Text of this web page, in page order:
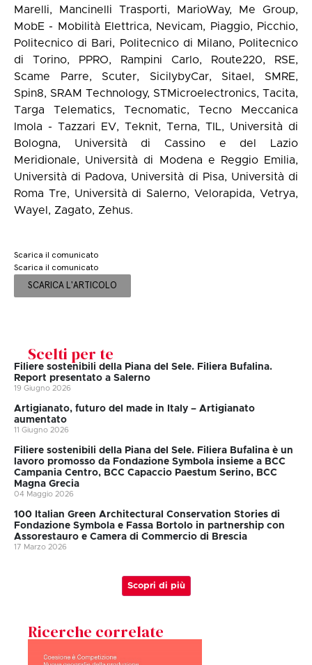
Marelli, Mancinelli Trasporti, MarioWay, Me Group,
MobE - Mobilità Elettrica, Nevicam, Piaggio, Picchio,
Politecnico di Bari, Politecnico di Milano, Politecnico
di Torino, PPRO, Rampini Carlo, Route220, RSE,
Scame Parre, Scuter, SicilybyCar, Sitael, SMRE,
Spin8, SRAM Technology, STMicroelectronics, Tacita,
Targa Telematics, Tecnomatic, Tecno Meccanica
Imola - Tazzari EV, Teknit, Terna, TIL, Università di
Bologna, Università di Cassino e del Lazio
Meridionale, Università di Modena e Reggio Emilia,
Università di Padova, Università di Pisa, Università di
Roma Tre, Università di Salerno, Velorapida, Vetrya,
Wayel, Zagato, Zehus.
Scarica il comunicato
Scarica il comunicato
SCARICA L'ARTICOLO
Scelti per te
Filiere sostenibili della Piana del Sele. Filiera Bufalina.
Report presentato a Salerno
19 Giugno 2026
Artigianato, futuro del made in Italy – Artigianato
aumentato
11 Giugno 2026
Filiere sostenibili della Piana del Sele. Filiera Bufalina è un
lavoro promosso da Fondazione Symbola insieme a BCC
Campania Centro, BCC Capaccio Paestum Serino, BCC
Magna Grecia
04 Maggio 2026
100 Italian Green Architectural Conservation Stories di
Fondazione Symbola e Fassa Bortolo in partnership con
Assorestauro e Camera di Commercio di Brescia
17 Marzo 2026
Scopri di più
Ricerche correlate